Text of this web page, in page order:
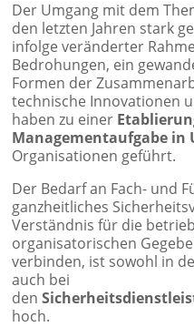
Der Umgang mit dem
den letzten Jahren stark
infolge veränderter
Bedrohungen, ein
Formen der
technische Innovationen
haben zu einer
Managementaufgabe in
Organisationen geführt.
Der Bedarf an Fach- und
ganzheitliches
Verständnis für die
organisatorischen
verbinden, ist sowohl in
auch bei
den
hoch.